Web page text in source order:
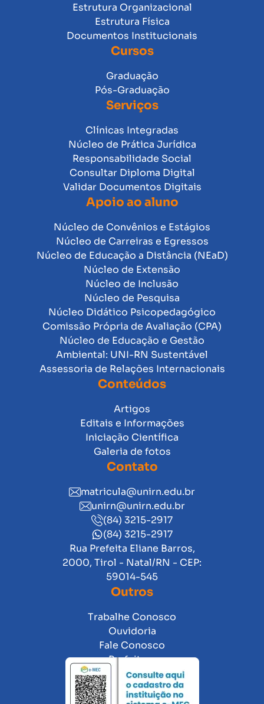
Estrutura Organizacional
Estrutura Física
Documentos Institucionais
Cursos
Graduação
Pós-Graduação
Serviços
Clínicas Integradas
Núcleo de Prática Jurídica
Responsabilidade Social
Consultar Diploma Digital
Validar Documentos Digitais
Apoio ao aluno
Núcleo de Convênios e Estágios
Núcleo de Carreiras e Egressos
Núcleo de Educação a Distância (NEaD)
Núcleo de Extensão
Núcleo de Inclusão
Núcleo de Pesquisa
Núcleo Didático Psicopedagógico
Comissão Própria de Avaliação (CPA)
Núcleo de Educação e Gestão
Ambiental: UNI-RN Sustentável
Assessoria de Relações Internacionais
Conteúdos
Artigos
Editais e Informações
Iniciação Científica
Galeria de fotos
Contato
matricula@unirn.edu.br
unirn@unirn.edu.br
(84) 3215-2917
(84) 3215-2917
Rua Prefeita Eliane Barros,
2000, Tirol - Natal/RN - CEP:
59014-545
Outros
Trabalhe Conosco
Ouvidoria
Fale Conosco
Prefeitura